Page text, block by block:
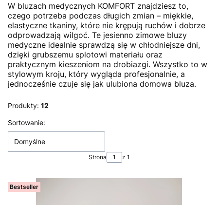
W bluzach medycznych KOMFORT znajdziesz to,
czego potrzeba podczas długich zmian – miękkie,
elastyczne tkaniny, które nie krępują ruchów i dobrze
odprowadzają wilgoć. Te jesienno zimowe bluzy
medyczne idealnie sprawdzą się w chłodniejsze dni,
dzięki grubszemu splotowi materiału oraz
praktycznym kieszeniom na drobiazgi. Wszystko to w
stylowym kroju, który wygląda profesjonalnie, a
jednocześnie czuje się jak ulubiona domowa bluza.
Produkty: 12
Lista produktów
Sortowanie:
Domyślne
Strona z 1
Bestseller